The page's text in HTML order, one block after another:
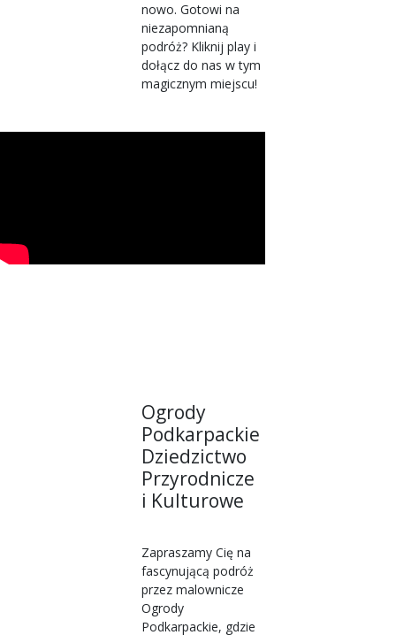
nowo. Gotowi na
niezapomnianą
podróż? Kliknij play i
dołącz do nas w tym
magicznym miejscu!
Ogrody
Podkarpackie
Dziedzictwo
Przyrodnicze
i Kulturowe
Zapraszamy Cię na
fascynującą podróż
przez malownicze
Ogrody
Podkarpackie, gdzie